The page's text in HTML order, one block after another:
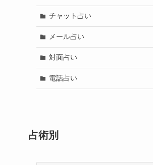
チャット占い
メール占い
対面占い
電話占い
占術別